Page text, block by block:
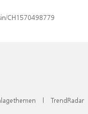
CH1570498779
| TrendRadar